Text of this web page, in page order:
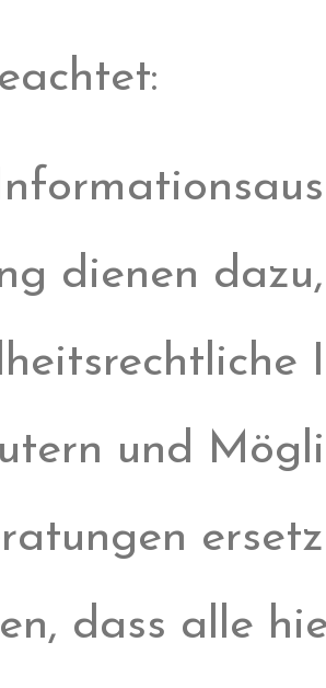
dienen
und
dass alle